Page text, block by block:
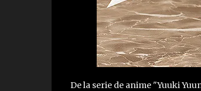
De la serie de anime "Yuuki